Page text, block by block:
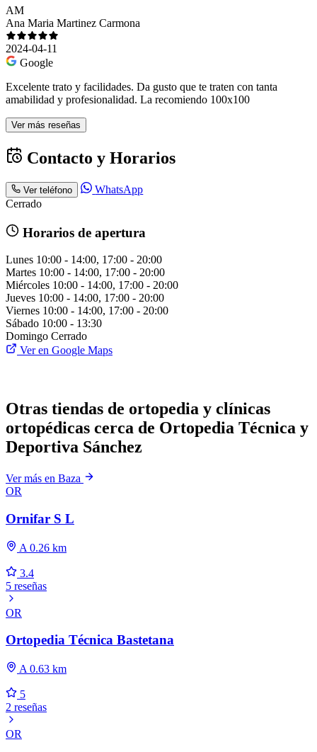
AM
Ana Maria Martinez Carmona
2024-04-11
Google
Excelente trato y facilidades. Da gusto que te traten con tanta
amabilidad y profesionalidad. La recomiendo 100x100
Ver más reseñas
Contacto y Horarios
Ver teléfono
WhatsApp
Cerrado
Horarios de apertura
Lunes 10:00 - 14:00, 17:00 - 20:00
Martes 10:00 - 14:00, 17:00 - 20:00
Miércoles 10:00 - 14:00, 17:00 - 20:00
Jueves 10:00 - 14:00, 17:00 - 20:00
Viernes 10:00 - 14:00, 17:00 - 20:00
Sábado 10:00 - 13:30
Domingo Cerrado
Ver en Google Maps
Otras tiendas de ortopedia y clínicas
ortopédicas cerca de Ortopedia Técnica y
Deportiva Sánchez
Ver más en Baza
OR
Ornifar S L
A 0.26 km
3.4
5 reseñas
OR
Ortopedia Técnica Bastetana
A 0.63 km
5
2 reseñas
OR